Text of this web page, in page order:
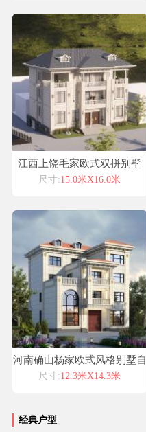
江西上饶毛家欧式双拼别墅
尺寸:15.0米X16.0米
河南确山杨家欧式风格别墅自
建房设计图纸喜天下建筑设计
尺寸:12.3米X14.3米
经典户型